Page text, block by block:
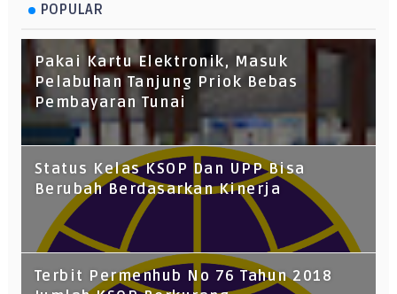
POPULAR
Pakai Kartu Elektronik, Masuk
Pelabuhan Tanjung Priok Bebas
Pembayaran Tunai
Status Kelas KSOP Dan UPP Bisa
Berubah Berdasarkan Kinerja
Terbit Permenhub No 76 Tahun 2018